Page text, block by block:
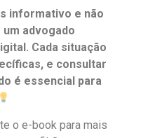
informativo e não
advogado
Cada situação
e consultar
é essencial para
o e-book para mais